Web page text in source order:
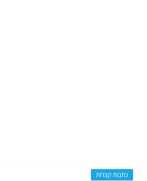
כתבות קצרות